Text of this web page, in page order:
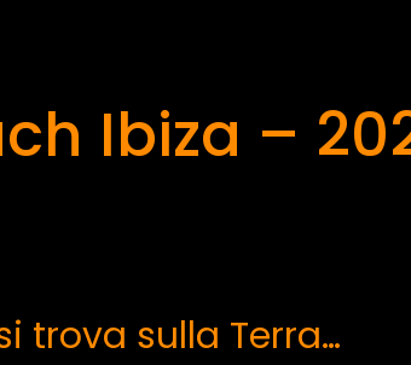
Ibiza –
trova sulla Terra…